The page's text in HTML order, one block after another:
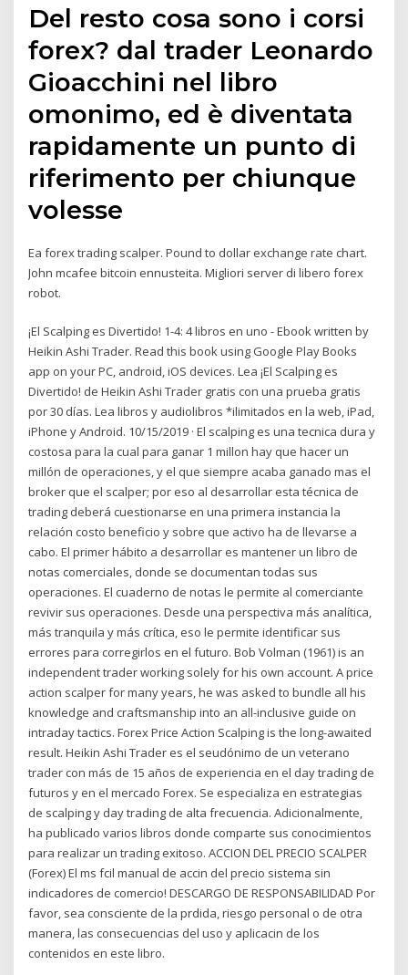
Del resto cosa sono i corsi
forex? dal trader Leonardo
Gioacchini nel libro
omonimo, ed è diventata
rapidamente un punto di
riferimento per chiunque
volesse
Ea forex trading scalper. Pound to dollar exchange rate chart.
John mcafee bitcoin ennusteita. Migliori server di libero forex
robot.
¡El Scalping es Divertido! 1-4: 4 libros en uno - Ebook written by
Heikin Ashi Trader. Read this book using Google Play Books
app on your PC, android, iOS devices. Lea ¡El Scalping es
Divertido! de Heikin Ashi Trader gratis con una prueba gratis
por 30 días. Lea libros y audiolibros *ilimitados en la web, iPad,
iPhone y Android. 10/15/2019 · El scalping es una tecnica dura y
costosa para la cual para ganar 1 millon hay que hacer un
millón de operaciones, y el que siempre acaba ganado mas el
broker que el scalper; por eso al desarrollar esta técnica de
trading deberá cuestionarse en una primera instancia la
relación costo beneficio y sobre que activo ha de llevarse a
cabo. El primer hábito a desarrollar es mantener un libro de
notas comerciales, donde se documentan todas sus
operaciones. El cuaderno de notas le permite al comerciante
revivir sus operaciones. Desde una perspectiva más analítica,
más tranquila y más crítica, eso le permite identificar sus
errores para corregirlos en el futuro. Bob Volman (1961) is an
independent trader working solely for his own account. A price
action scalper for many years, he was asked to bundle all his
knowledge and craftsmanship into an all-inclusive guide on
intraday tactics. Forex Price Action Scalping is the long-awaited
result. Heikin Ashi Trader es el seudónimo de un veterano
trader con más de 15 años de experiencia en el day trading de
futuros y en el mercado Forex. Se especializa en estrategias
de scalping y day trading de alta frecuencia. Adicionalmente,
ha publicado varios libros donde comparte sus conocimientos
para realizar un trading exitoso. ACCION DEL PRECIO SCALPER
(Forex) El ms fcil manual de accin del precio sistema sin
indicadores de comercio! DESCARGO DE RESPONSABILIDAD Por
favor, sea consciente de la prdida, riesgo personal o de otra
manera, las consecuencias del uso y aplicacin de los
contenidos en este libro.